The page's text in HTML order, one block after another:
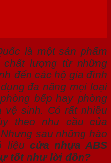
là một sản phẩm
lượng từ những
đến các hộ gia đình
đa năng mọi loại
bếp hay phòng
sinh. Có rất nhiều
theo nhu cầu của
sau những hào
liệu cửa nhựa ABS
tốt như lời đồn?